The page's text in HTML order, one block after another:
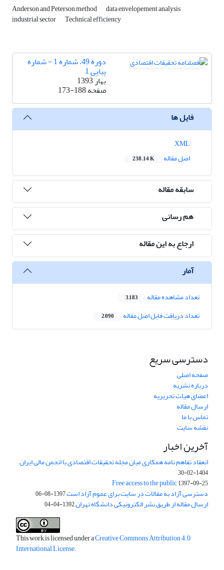
Anderson and Peterson method data envelopement analysis
industrial sector Technical efficiency
دوره 49، شماره 1 - شماره
پیاپی 1
بهار 1393
صفحه173-188
فایل ها
اصل مقاله
238.14 K
سابقه مقاله
هم رسانی
ارجاع به این مقاله
آمار
تعداد مشاهده مقاله 3,183
تعداد دریافت فایل اصل مقاله 2,090
دسترسی سریع
صفحه اصلی
درباره نشریه
اعضای هیات تحریریه
ارسال مقاله
تماس با ما
نقشه سایت
آخرین اخبار
انعقاد تفاهم نامه همکاری میان مجله تحقیقات اقتصادی با انجمن مالی ایران
1404-02-30
Free access to the public1397-09-25
دسترسی آزاد به مقالات در سایت برای عموم آزاد است1397-08-06
ارسال مقاله از طریق نشر الکترونیکی دانشگاه تهران1392-04-04
This work is licensed under aCreative Commons Attribution 4.0
International License.